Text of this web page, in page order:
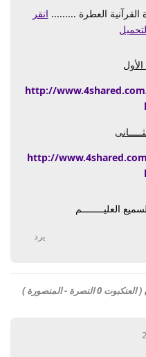
القرآنية العطرة ......... انقر
الأول
http://
http://
العليــــــــم
يرد
القارئ الشيخ / محمد جمال شعبــــــان ( العنكبوت 0 النصرة - المنصورة )